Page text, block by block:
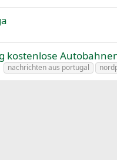
kostenlose
nachrichten aus portugal